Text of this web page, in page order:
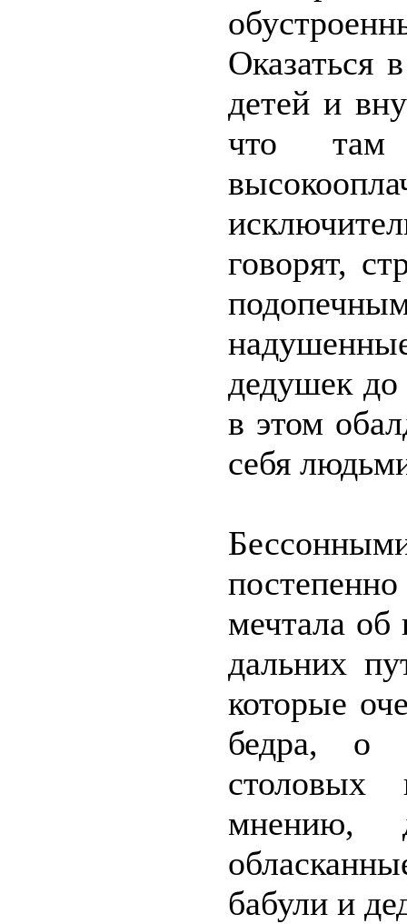
Оказаться
детей и
что
говорят,
дедушек до
в этом
себя
мечтала об
дальних
которые
бедра, о
мнению,
бабули и